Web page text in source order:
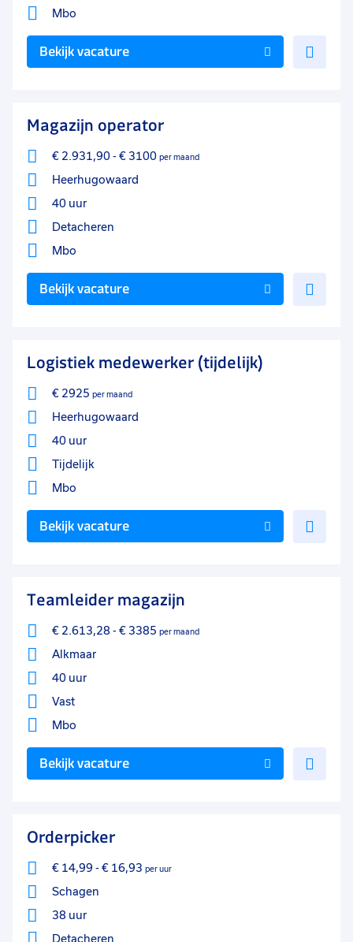
Mbo
Bekijk vacature
Magazijn operator
€ 2.931,90- € 3100 per maand
Heerhugowaard
40 uur
Detacheren
Mbo
Bekijk vacature
Logistiek medewerker (tijdelijk)
€ 2925 per maand
Heerhugowaard
40 uur
Tijdelijk
Mbo
Bekijk vacature
Teamleider magazijn
€ 2.613,28 - € 3385 per maand
Alkmaar
40 uur
Vast
Mbo
Bekijk vacature
Orderpicker
€ 14,99 - € 16,93 per uur
Schagen
38 uur
Detacheren